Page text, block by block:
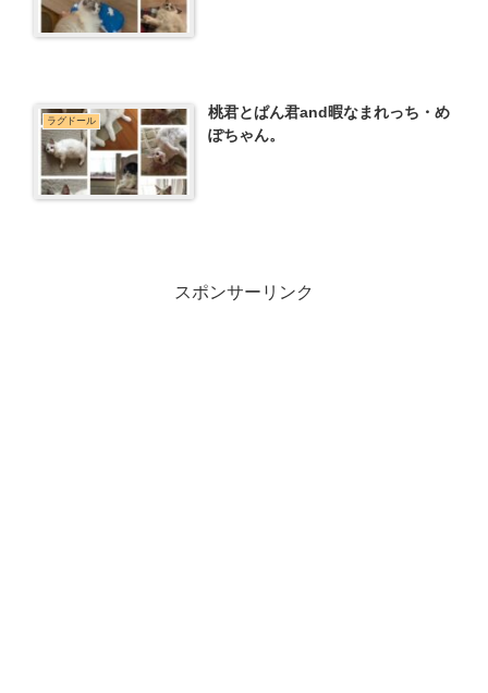
ラグドール
桃君とぱん君and暇なまれっち・め
ぽちゃん。
スポンサーリンク